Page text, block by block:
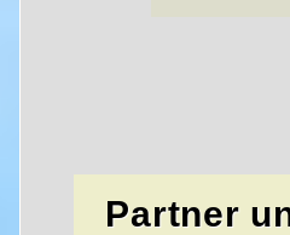
Partner